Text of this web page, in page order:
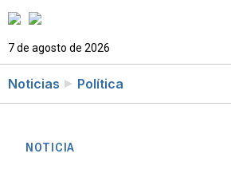
7 de agosto de 2026
Noticias Política
NOTICIA